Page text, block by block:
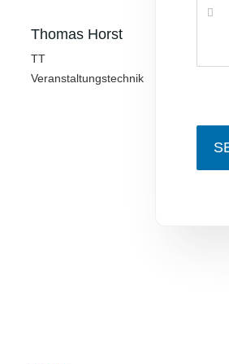
Thomas Horst
TT
Veranstaltungstechnik